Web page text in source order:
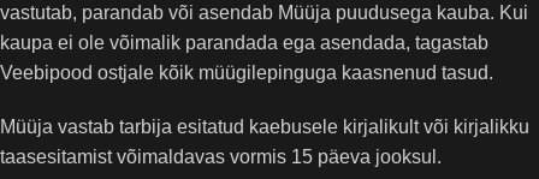
vastutab, parandab või asendab Müüja puudusega kauba. Kui
kaupa ei ole võimalik parandada ega asendada, tagastab
Veebipood ostjale kõik müügilepinguga kaasnenud tasud.
Müüja vastab tarbija esitatud kaebusele kirjalikult või kirjalikku
taasesitamist võimaldavas vormis 15 päeva jooksul.